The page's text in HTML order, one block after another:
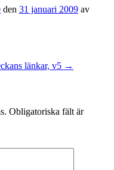
den 31 januari 2009 av
länkar, v5 →
Obligatoriska fält är